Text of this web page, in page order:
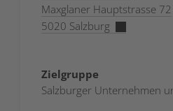
Maxglaner Hauptstrasse 72
5020 Salzburg
Zielgruppe
Salzburger Unternehmen